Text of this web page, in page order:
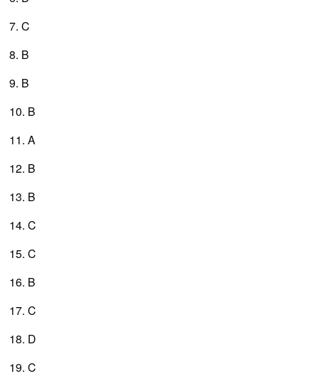
7. C
8. B
9. B
10. B
11. A
12. B
13. B
14. C
15. C
16. B
17. C
18. D
19. C